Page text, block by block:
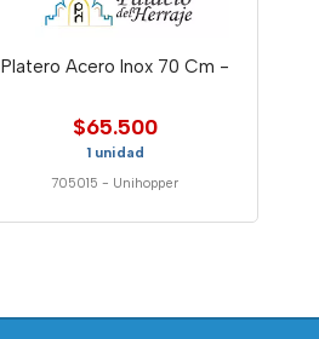
Platero Acero Inox 70 Cm -
$65.500
1 unidad
705015 - Unihopper